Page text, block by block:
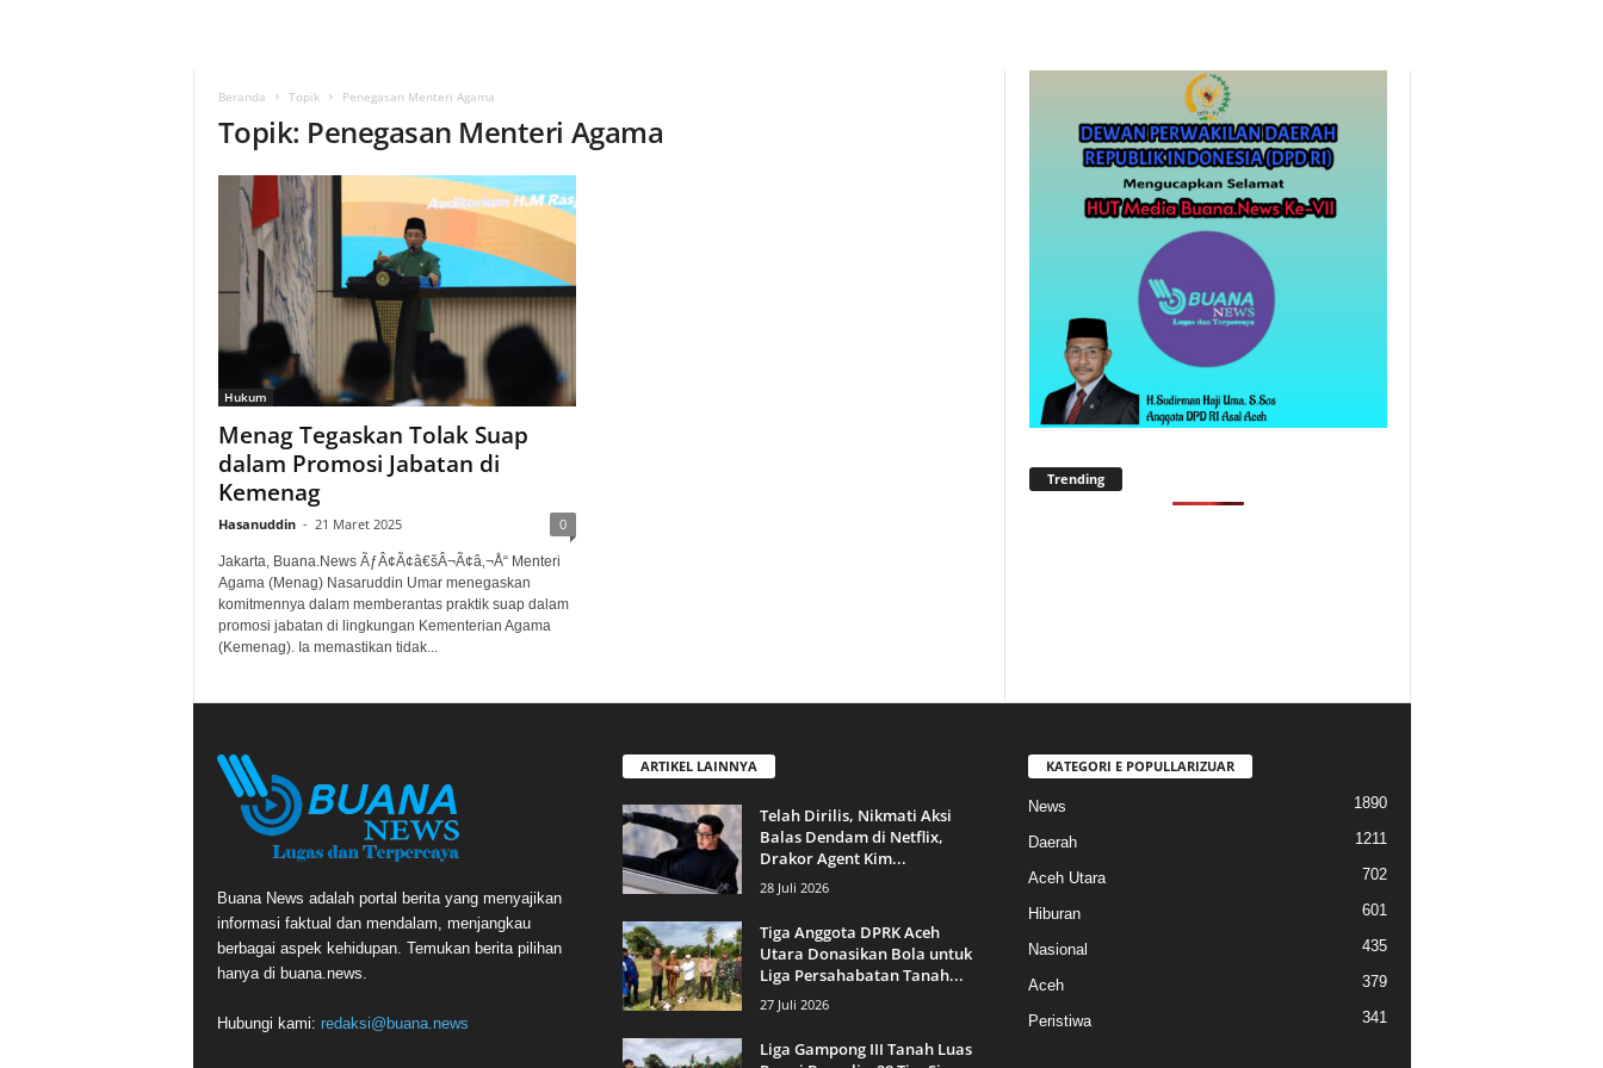
Beranda Topik Penegasan Menteri Agama
Topik: Penegasan Menteri Agama
Hukum
Menag Tegaskan Tolak Suap
dalam Promosi Jabatan di
Kemenag
Hasanuddin - 21 Maret 2025 0
Jakarta, Buana.News ÃƒÂ¢Ã¢â€šÂ¬Ã¢â‚¬Å“ Menteri
Agama (Menag) Nasaruddin Umar menegaskan
komitmennya dalam memberantas praktik suap dalam
promosi jabatan di lingkungan Kementerian Agama
(Kemenag). Ia memastikan tidak...
Trending
Buana News adalah portal berita yang menyajikan
informasi faktual dan mendalam, menjangkau
berbagai aspek kehidupan. Temukan berita pilihan
hanya di buana.news.
Hubungi kami: redaksi@buana.news
ARTIKEL LAINNYA
Telah Dirilis, Nikmati Aksi
Balas Dendam di Netflix,
Drakor Agent Kim...
28 Juli 2026
Tiga Anggota DPRK Aceh
Utara Donasikan Bola untuk
Liga Persahabatan Tanah...
27 Juli 2026
Liga Gampong III Tanah Luas
KATEGORI E POPULLARIZUAR
News 1890
Daerah 1211
Aceh Utara 702
Hiburan 601
Nasional 435
Aceh 379
Peristiwa 341